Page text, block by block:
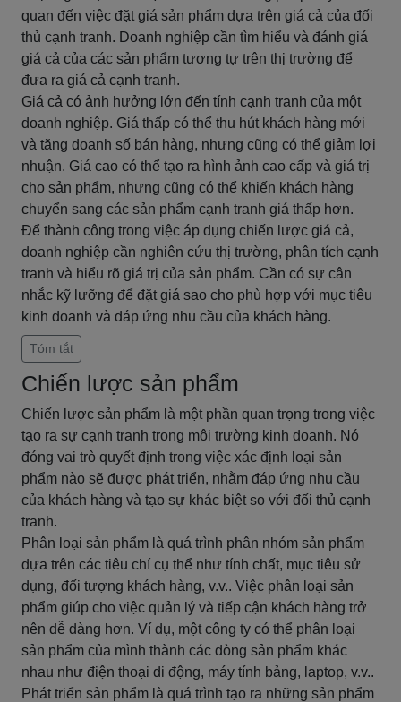
quan đến việc đặt giá sản phẩm dựa trên giá cả của đối
thủ cạnh tranh. Doanh nghiệp cần tìm hiểu và đánh giá
giá cả của các sản phẩm tương tự trên thị trường để
đưa ra giá cả cạnh tranh.
Giá cả có ảnh hưởng lớn đến tính cạnh tranh của một
doanh nghiệp. Giá thấp có thể thu hút khách hàng mới
và tăng doanh số bán hàng, nhưng cũng có thể giảm lợi
nhuận. Giá cao có thể tạo ra hình ảnh cao cấp và giá trị
cho sản phẩm, nhưng cũng có thể khiến khách hàng
chuyển sang các sản phẩm cạnh tranh giá thấp hơn.
Để thành công trong việc áp dụng chiến lược giá cả,
doanh nghiệp cần nghiên cứu thị trường, phân tích cạnh
tranh và hiểu rõ giá trị của sản phẩm. Cần có sự cân
nhắc kỹ lưỡng để đặt giá sao cho phù hợp với mục tiêu
kinh doanh và đáp ứng nhu cầu của khách hàng.
Tóm tắt
Chiến lược sản phẩm
Chiến lược sản phẩm là một phần quan trọng trong việc
tạo ra sự cạnh tranh trong môi trường kinh doanh. Nó
đóng vai trò quyết định trong việc xác định loại sản
phẩm nào sẽ được phát triển, nhằm đáp ứng nhu cầu
của khách hàng và tạo sự khác biệt so với đối thủ cạnh
tranh.
Phân loại sản phẩm là quá trình phân nhóm sản phẩm
dựa trên các tiêu chí cụ thể như tính chất, mục tiêu sử
dụng, đối tượng khách hàng, v.v.. Việc phân loại sản
phẩm giúp cho việc quản lý và tiếp cận khách hàng trở
nên dễ dàng hơn. Ví dụ, một công ty có thể phân loại
sản phẩm của mình thành các dòng sản phẩm khác
nhau như điện thoại di động, máy tính bảng, laptop, v.v..
Phát triển sản phẩm là quá trình tạo ra những sản phẩm